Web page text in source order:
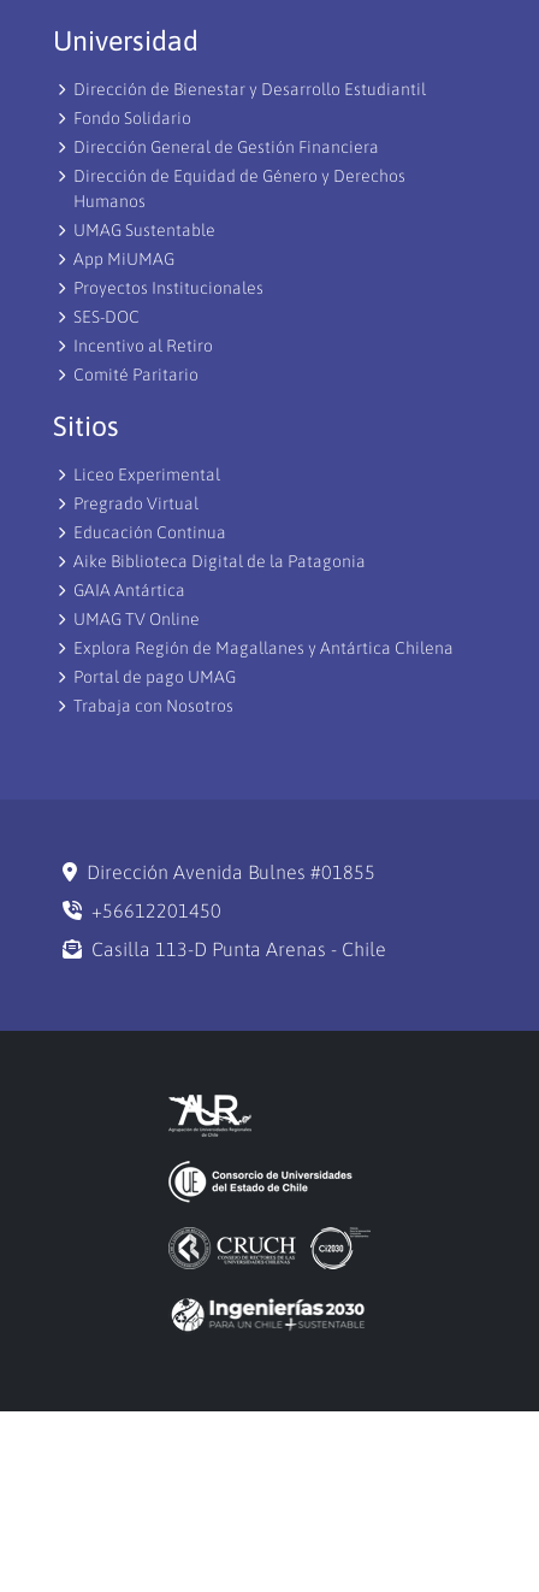
Universidad
Dirección de Bienestar y Desarrollo Estudiantil
Fondo Solidario
Dirección General de Gestión Financiera
Dirección de Equidad de Género y Derechos
Humanos
UMAG Sustentable
App MiUMAG
Proyectos Institucionales
SES-DOC
Incentivo al Retiro
Comité Paritario
Sitios
Liceo Experimental
Pregrado Virtual
Educación Continua
Aike Biblioteca Digital de la Patagonia
GAIA Antártica
UMAG TV Online
Explora Región de Magallanes y Antártica Chilena
Portal de pago UMAG
Trabaja con Nosotros
Dirección Avenida Bulnes #01855
+56612201450
Casilla 113-D Punta Arenas - Chile